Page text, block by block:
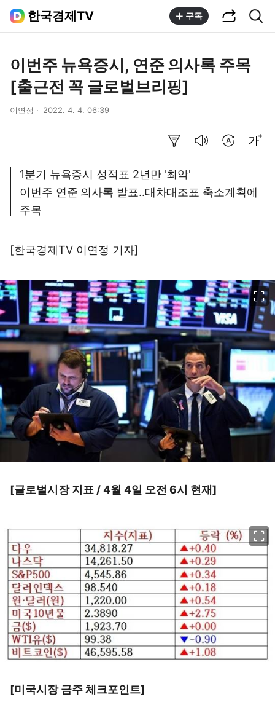
한국경제TV 구독
이번주 뉴욕증시, 연준 의사록 주목
[출근전 꼭 글로벌브리핑]
이연정 2022. 4. 4. 06:39
1분기 뉴욕증시 성적표 2년만 '최악'
이번주 연준 의사록 발표..대차대조표 축소계획에
주목
[한국경제TV 이연정 기자]
[글로벌시장 지표 / 4월 4일 오전 6시 현재]
[미국시장 금주 체크포인트]